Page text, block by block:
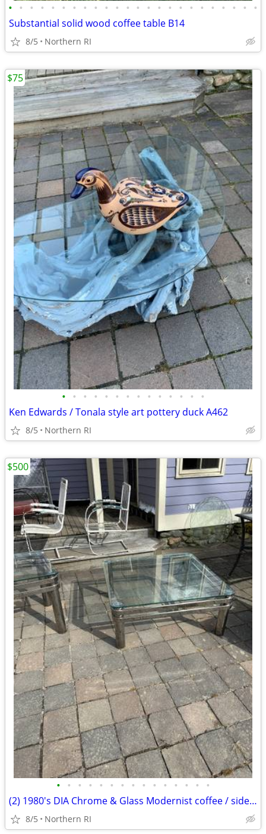
• • • • • • • • • • • • • • • • • • • • • • • •
Substantial solid wood coffee table B14
8/5 Northern RI
• • • • • • • • • • • • • •
Ken Edwards / Tonala style art pottery duck A462
8/5 Northern RI
$75
• • • • • • • • • • • • • • •
(2) 1980's DIA Chrome & Glass Modernist coffee / side table B49
8/5 Northern RI
$500